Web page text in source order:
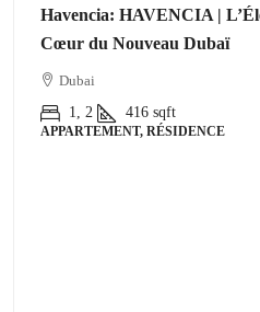
Havencia: HAVENCIA |
Cœur du Nouveau Dubaï
Dubai
1, 2
416 sqft
APPARTEMENT, RÉSIDENCE